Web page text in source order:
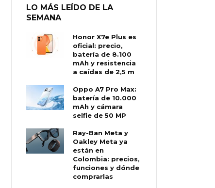
LO MÁS LEÍDO DE LA
SEMANA
Honor X7e Plus es
oficial: precio,
batería de 8.100
mAh y resistencia
a caídas de 2,5 m
Oppo A7 Pro Max:
batería de 10.000
mAh y cámara
selfie de 50 MP
Ray-Ban Meta y
Oakley Meta ya
están en
Colombia: precios,
funciones y dónde
comprarlas